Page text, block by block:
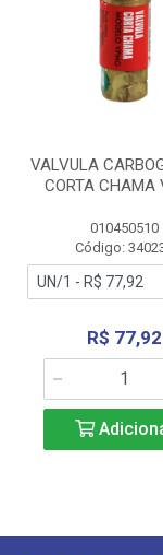
VALVULA
CORTA CHAMA
010450510
Código:
R$ 77,92